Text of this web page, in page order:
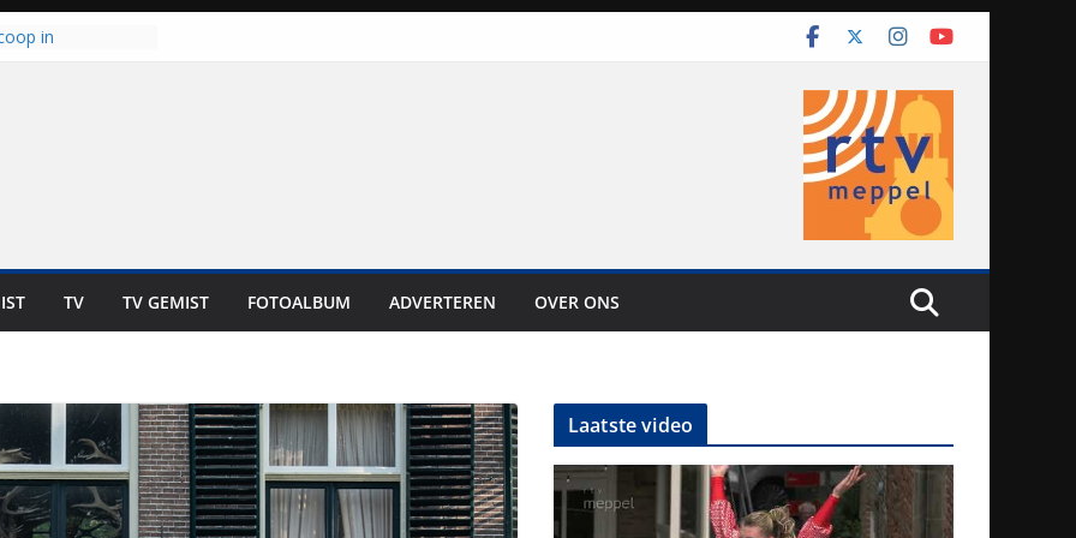
in
niet in geld uit te
warme dagen
Mokum
TV TV GEMIST FOTOALBUM ADVERTEREN OVER ONS
Laatste video